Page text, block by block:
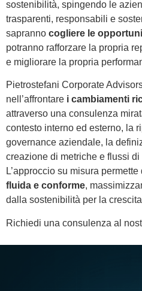
sostenibilità, spingendo le
trasparenti, responsabili e
sapranno cogliere le
potranno rafforzare la propria
e migliorare la propria
Pietrostefani Corporate
nell’affrontare i cambiamenti
attraverso una consulenza
contesto interno ed esterno, la
governance aziendale, la
creazione di metriche e flussi
L’approccio su misura
fluida e conforme,
dalla sostenibilità per la
Richiedi una consulenza al